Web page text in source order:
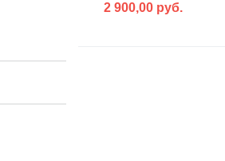
2 900,00 руб.